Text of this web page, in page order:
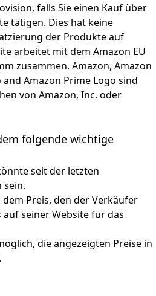
Al 4K Upscaler von Hisense
in hervorragender
Mit dieser intelligenten Funktion
Klassiker und
moderne
und sogar Streaming-Inhalte
Qualität wiedergegeben. Jedes
Ihres Fernsehers
(Motion Estimation, Motion
Rauschunterdrückung,
Panel. Mit der AI
gehören störende
der Vergangenheit an.
Sie Ihr Spielerlebnis mit
Spieleleiste als integriertes
ALLM reduzieren den Input
Screen Tearing. Genießen Sie
auf einem preisgünstigen
falls Sie einen Kauf über
tätigen. Dies hat keine
der Produkte auf
arbeitet mit dem Amazon EU
zusammen. Amazon, Amazon
Amazon Prime Logo sind
von Amazon, Inc. oder
folgende wichtige
seit der letzten
sein.
Preis, den der Verkäufer
seiner Website für das
die angezeigten Preise in